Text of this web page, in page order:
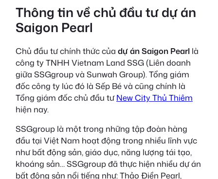
Thông tin về chủ đầu tư dự án
Saigon Pearl
Chủ đầu tư chính thức của dự án Saigon Pearl là
công ty TNHH Vietnam Land SSG (Liên doanh
giữa SSGgroup và Sunwah Group). Tổng giám
đốc công ty lúc đó là Sếp Bé và cũng chính là
Tổng giám đốc chủ đầu tư New City Thủ Thiêm
hiện nay.
SSGgroup là một trong những tập đoàn hàng
đầu tại Việt Nam hoạt động trong nhiều lĩnh vực
như bất động sản, giáo dục, năng lượng tái tạo,
khoáng sản… SSGgroup đã thực hiện nhiều dự án
bất động sản nổi tiếng như: Thảo Điền Pearl,